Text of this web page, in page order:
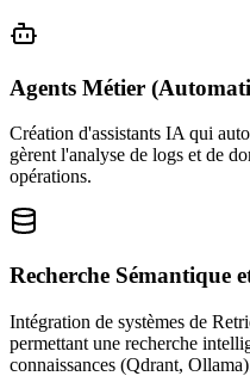
Agents Métier
Création d'assistants IA qui
gèrent l'analyse de logs et de
opérations.
Recherche Sémantique
Intégration de systèmes de
permettant une recherche
connaissances (Qdrant,